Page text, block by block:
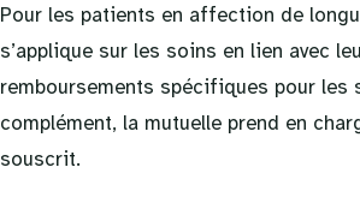
Pour les patients en affection de
s’applique sur les soins en lien avec
remboursements spécifiques pour
complément, la mutuelle prend en
souscrit.